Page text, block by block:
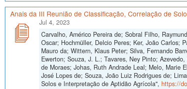
Anais da III Reunião de Classificação, Correlação de
Jul 4, 2023
Carvalho, Américo Pereira de; Sobral Filho,
Oscar; Hochmüller, Delcio Peres; Ker, João Carlos;
Mauro da; Wittern, Klaus Peter; Silva, Fernando
Ewerton; Souza, J. L.; Tavares, Ney Pinto;
de Moraes; Johas, Ruth Andrade Leal; Melo, Marie
José Lopes de; Souza, João Luiz Rodrigues de;
Solos e Interpretação de Aptidão Agrícola", https://